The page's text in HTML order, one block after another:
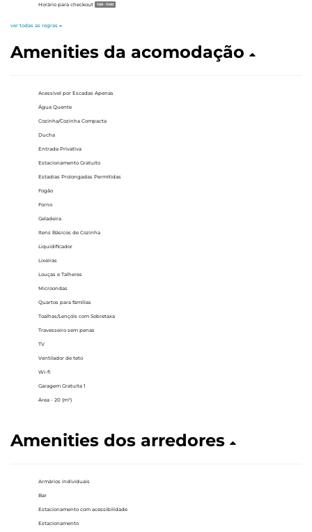
Horário para checkout 1:00 - 11:00
ver todas as regras
Amenities da acomodação
Acessível por Escadas Apenas
Água Quente
Cozinha/Cozinha Compacta
Ducha
Entrada Privativa
Estacionamento Gratuito
Estadias Prolongadas Permitidas
Fogão
Forno
Geladeira
Itens Básicos de Cozinha
Liquidificador
Lixeiras
Louças e Talheres
Microondas
Quartos para famílias
Toalhas/Lençóis com Sobretaxa
Travesseiro sem penas
TV
Ventilador de teto
Wi-fi
Garagem Gratuita 1
Área - 20 (m²)
Amenities dos arredores
Armários individuais
Bar
Estacionamento com acessibilidade
Estacionamento